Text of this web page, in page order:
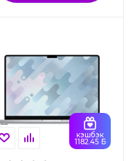
кэшбэк
1182.45 Б